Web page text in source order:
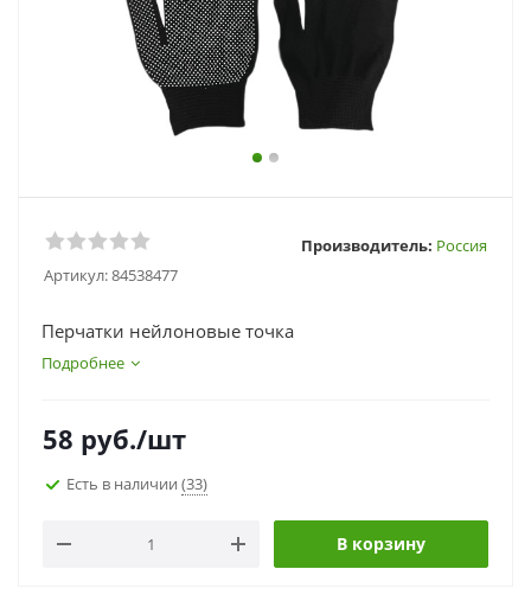
Артикул:84538477
Производитель: Россия
Перчатки нейлоновые точка
Подробнее
58 руб./шт
Есть в наличии (33)
В корзину